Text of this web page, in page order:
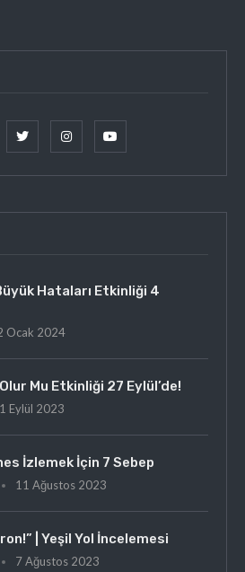
Hataları Etkinliği 4
Ocak 2024
Mu Etkinliği 27 Eylül’de!
Eylül 2023
İzlemek İçin 7 Sebep
11 Ağustos 2023
| Yeşil Yol İncelemesi
7 Ağustos 2023